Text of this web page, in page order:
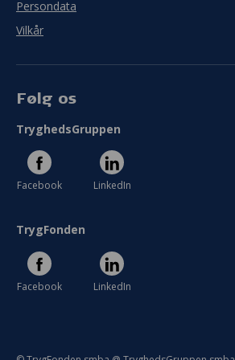
Persondata
Vilkår
Følg os
TryghedsGruppen
Facebook LinkedIn
TrygFonden
Facebook LinkedIn